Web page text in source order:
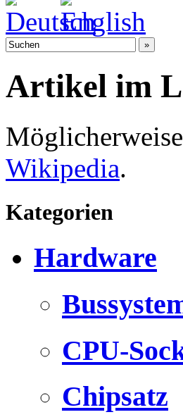
Artikel im
Wikipedia.
Kategorien
Hardware
CPU-
Chipsatz